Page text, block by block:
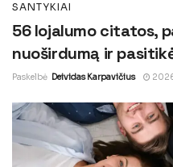
SANTYKIAI
56 lojalumo citatos,
nuoširdumą ir
Paskelbė Deividas Karpavičius